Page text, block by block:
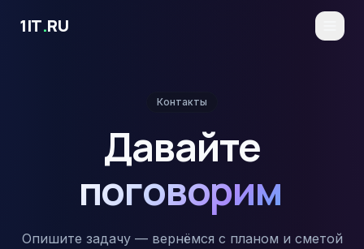
1IT.RU
Контакты
Давайте
поговорим
Опишите задачу — вернёмся с планом и сметой